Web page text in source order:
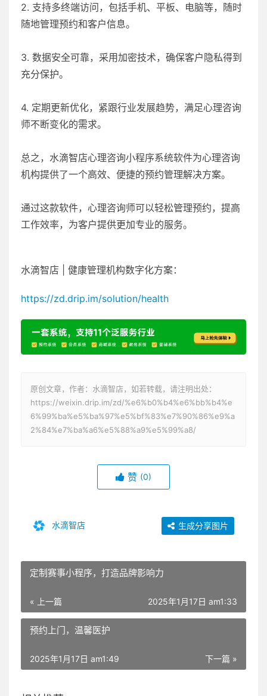
2. 支持多终端访问，包括手机、平板、电脑等，随时
随地管理预约和客户信息。
3. 数据安全可靠，采用加密技术，确保客户隐私得到
充分保护。
4. 定期更新优化，紧跟行业发展趋势，满足心理咨询
师不断变化的需求。
总之，水滴智店心理咨询小程序系统软件为心理咨询
机构提供了一个高效、便捷的预约管理解决方案。
通过这款软件，心理咨询师可以轻松管理预约，提高
工作效率，为客户提供更加专业的服务。
水滴智店 | 健康管理机构数字化方案：
https://zd.drip.im/solution/health
原创文章，作者：水滴智店，如若转载，请注明出处：
https://weixin.drip.im/zd/%e6%b0%b4%e6%bb%b4%e
6%99%ba%e5%ba%97%e5%bf%83%e7%90%86%e9%a
2%84%e7%ba%a6%e5%88%a9%e5%99%a8/
赞 (0)
水滴智店 生成分享图片
定制赛事小程序，打造品牌影响力
« 上一篇 2025年1月17日 am1:33
预约上门，温馨医护
下一篇 »
2025年1月17日 am1:49